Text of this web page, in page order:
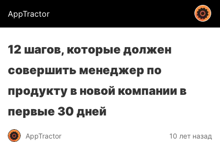
AppTractor
12 шагов, которые должен
совершить менеджер по
продукту в новой компании в
первые 30 дней
AppTractor 10 лет назад